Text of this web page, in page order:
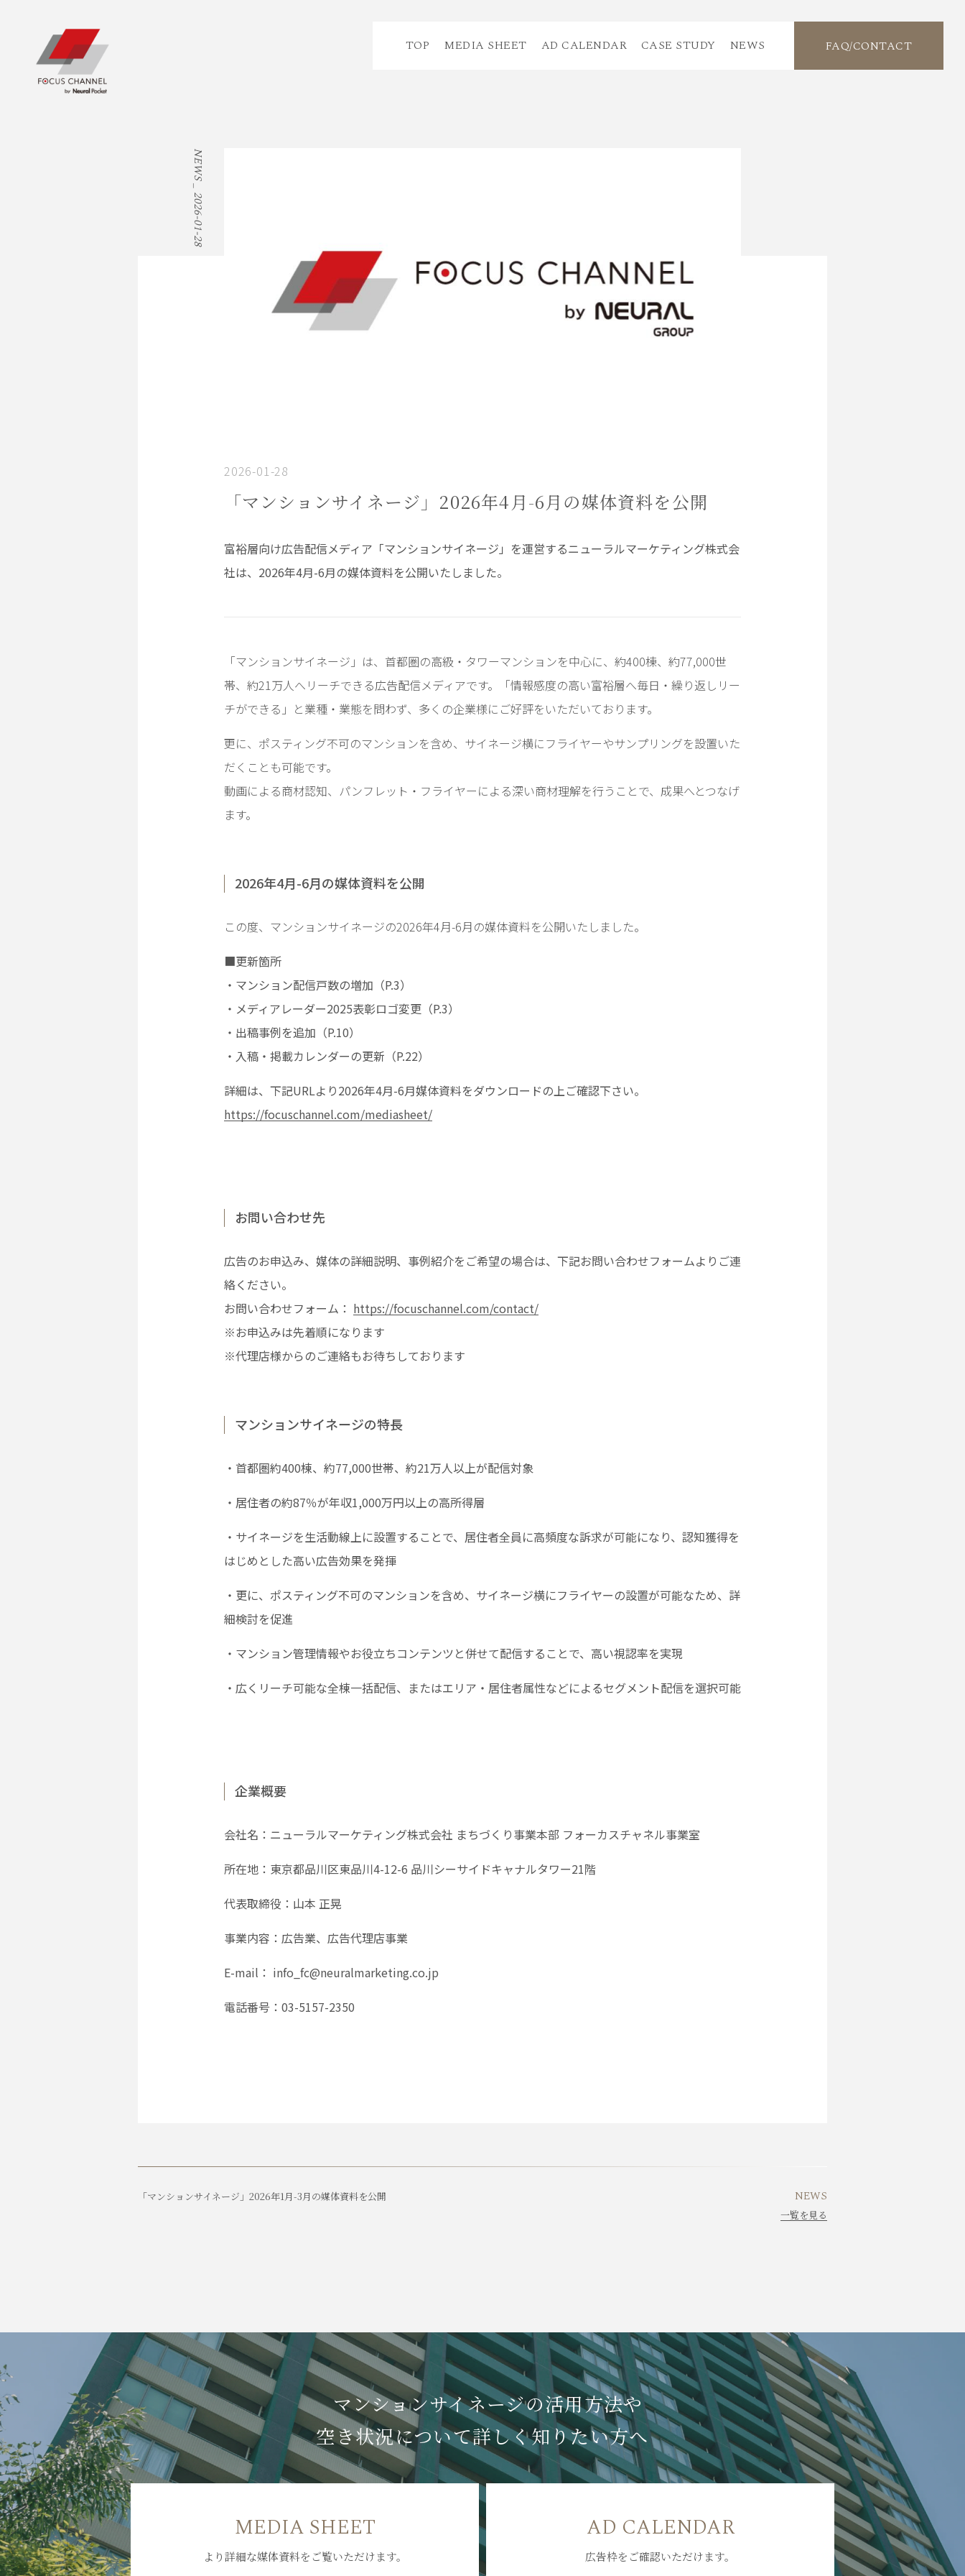
TOP MEDIA SHEET AD CALENDAR CASE STUDY NEWS FAQ/CONTACT
NEWS _
2026-01-28
2026-01-28
「マンションサイネージ」2026年4月-6月の媒体資料を公開
富裕層向け広告配信メディア「マンションサイネージ」を運営するニューラルマーケティング株式会
社は、2026年4月-6月の媒体資料を公開いたしました。
「マンションサイネージ」は、首都圏の高級・タワーマンションを中心に、約400棟、約77,000世
帯、約21万人へリーチできる広告配信メディアです。「情報感度の高い富裕層へ毎日・繰り返しリー
チができる」と業種・業態を問わず、多くの企業様にご好評をいただいております。
更に、ポスティング不可のマンションを含め、サイネージ横にフライヤーやサンプリングを設置いた
だくことも可能です。
動画による商材認知、パンフレット・フライヤーによる深い商材理解を行うことで、成果へとつなげ
ます。
2026年4月-6月の媒体資料を公開
この度、マンションサイネージの2026年4月-6月の媒体資料を公開いたしました。
■更新箇所
・マンション配信戸数の増加（P.3）
・メディアレーダー2025表彰ロゴ変更（P.3）
・出稿事例を追加（P.10）
・入稿・掲載カレンダーの更新（P.22）
詳細は、下記URLより2026年4月-6月媒体資料をダウンロードの上ご確認下さい。
https://focuschannel.com/mediasheet/
お問い合わせ先
広告のお申込み、媒体の詳細説明、事例紹介をご希望の場合は、下記お問い合わせフォームよりご連
絡ください。
お問い合わせフォーム： https://focuschannel.com/contact/
※お申込みは先着順になります
※代理店様からのご連絡もお待ちしております
マンションサイネージの特長
・首都圏約400棟、約77,000世帯、約21万人以上が配信対象
・居住者の約87％が年収1,000万円以上の高所得層
・サイネージを生活動線上に設置することで、居住者全員に高頻度な訴求が可能になり、認知獲得を
はじめとした高い広告効果を発揮
・更に、ポスティング不可のマンションを含め、サイネージ横にフライヤーの設置が可能なため、詳
細検討を促進
・マンション管理情報やお役立ちコンテンツと併せて配信することで、高い視認率を実現
・広くリーチ可能な全棟一括配信、またはエリア・居住者属性などによるセグメント配信を選択可能
企業概要
会社名：ニューラルマーケティング株式会社 まちづくり事業本部 フォーカスチャネル事業室
所在地：東京都品川区東品川4-12-6 品川シーサイドキャナルタワー21階
代表取締役：山本 正晃
事業内容：広告業、広告代理店事業
E-mail： info_fc@neuralmarketing.co.jp
電話番号：03-5157-2350
「マンションサイネージ」2026年1月-3月の媒体資料を公開 NEWS
一覧を見る
マンションサイネージの活用方法や
空き状況について詳しく知りたい方へ
MEDIA SHEET
より詳細な媒体資料をご覧いただけます。
AD CALENDAR
広告枠をご確認いただけます。